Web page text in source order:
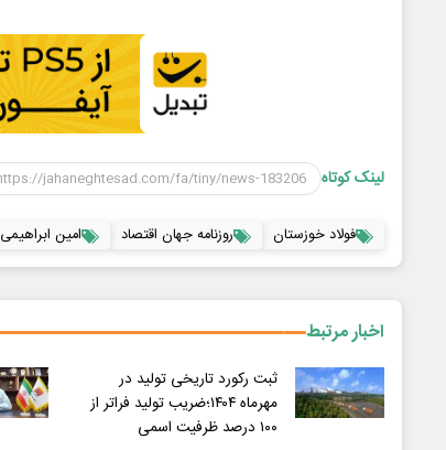
لینک کوتاه
فولاد خوزستان روزنامه جهان اقتصاد امین ابراهیمی
اخبار مرتبط
ثبت رکورد تاریخی تولید در
مهرماه ۱۴۰۴؛ضریب تولید فراتر از
۱۰۰ درصد ظرفیت اسمی